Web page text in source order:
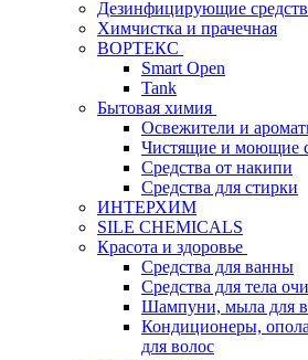
Дезинфицирующие
Химчистка и прачечная
ВОРТЕКС
Smart Open
Tank
Бытовая химия
Освежители и
Чистящие и моющие
Средства от накипи
Средства для стирки
ИНТЕРХИМ
SILE CHEMICALS
Красота и здоровье
Средства для ванны
Средства для тела
Шампуни, мыла для
Кондиционеры,
для волос